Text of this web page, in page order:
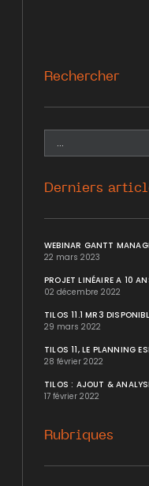
Rechercher
Derniers
WEBINAR GANTT
22 mars 2023
PROJET LINÉAIRE A 10
02 décembre 2022
TILOS 11.1 MR3
29 mars 2022
TILOS 11, LE PLANNING
28 février 2022
TILOS : AJOUT &
17 février 2022
Rubriques